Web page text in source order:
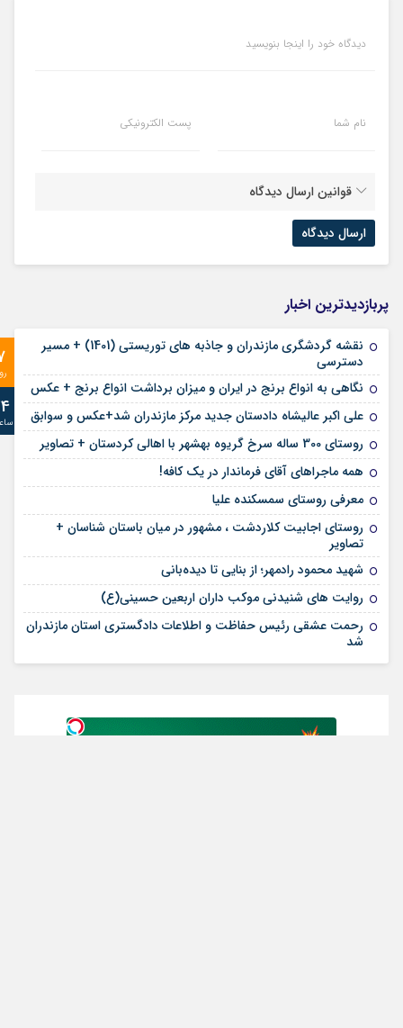
دیدگاه خود را اینجا بنویسید
نام شما پست الکترونیکی
قوانین ارسال دیدگاه
پربازدیدترین اخبار
نقشه گردشگری مازندران و جاذبه های توریستی (1401) + مسیر
دسترسی
نگاهی به انواع برنج در ایران و میزان برداشت انواع برنج + عکس
علی‌ اکبر عالیشاه دادستان جدید مرکز مازندران شد+عکس و سوابق
روستای 300 ساله سرخ ‌گریوه بهشهر با اهالی کردستان + تصاویر
همه ماجراهای آقای فرماندار در یک کافه!
معرفی روستای سمسکنده علیا
روستای اجابیت کلاردشت ، مشهور در میان باستان شناسان +
تصاویر
شهید محمود رادمهر؛ از بنایی تا دیده‌بانی
روایت های شنیدنی موکب داران اربعین حسینی(ع)
رحمت عشقی رئیس حفاظت و اطلاعات دادگستری استان مازندران
شد